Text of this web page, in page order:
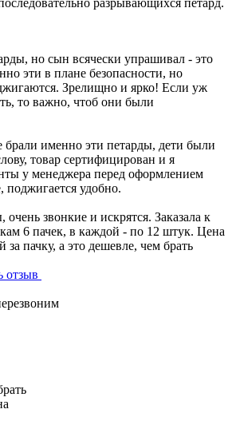
но сын всячески упрашивал - это
эти в плане безопасности, но
Зрелищно и ярко! Если уж
то важно, чтоб они были
именно эти петарды, дети были
товар сертифицирован и я
у менеджера перед оформлением
поджигается удобно.
звонкие и искрятся. Заказала к
6 пачек, в каждой - по 12 штук. Цена
за пачку, а это дешевле, чем брать
отзыв